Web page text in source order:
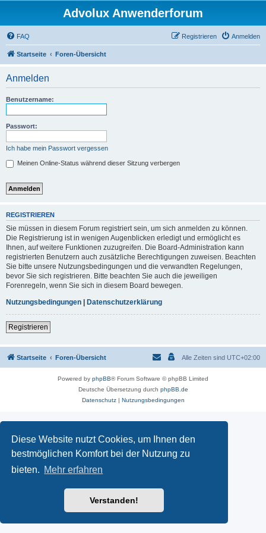
Diese Website nutzt Cookies, um Ihnen den
bestmöglichen Komfort bei der Nutzung zu
bieten. Mehr erfahren
Verstanden!
Advolux Anwenderforum
FAQ Anmelden
Registrieren
Startseite Foren-Übersicht
Anmelden
Benutzername:
Passwort:
Ich habe mein Passwort vergessen
Meinen Online-Status während dieser Sitzung verbergen
REGISTRIEREN
Sie müssen in diesem Forum registriert sein, um sich anmelden zu können.
Die Registrierung ist in wenigen Augenblicken erledigt und ermöglicht es
Ihnen, auf weitere Funktionen zuzugreifen. Die Board-Administration kann
registrierten Benutzern auch zusätzliche Berechtigungen zuweisen. Beachten
Sie bitte unsere Nutzungsbedingungen und die verwandten Regelungen,
bevor Sie sich registrieren. Bitte beachten Sie auch die jeweiligen
Forenregeln, wenn Sie sich in diesem Board bewegen.
Nutzungsbedingungen
Datenschutzerklärung
Registrieren
Startseite Foren-Übersicht Alle Zeiten sind UTC+02:00
Powered by phpBB® Forum Software © phpBB Limited
Deutsche Übersetzung durch phpBB.de
Datenschutz| Nutzungsbedingungen